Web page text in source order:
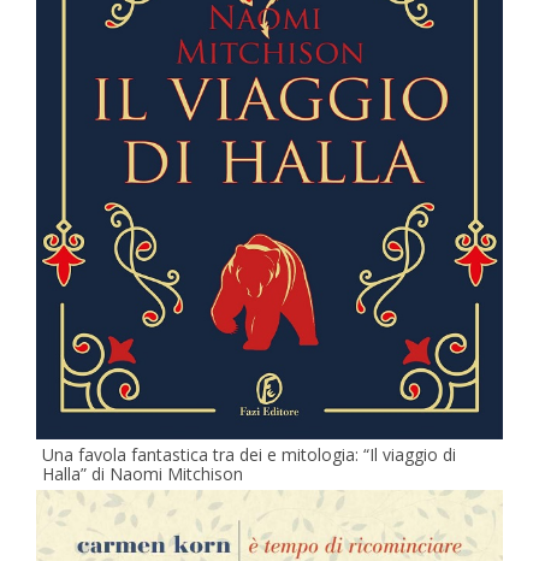
Una favola fantastica tra dei e mitologia: “Il viaggio di
Halla” di Naomi Mitchison